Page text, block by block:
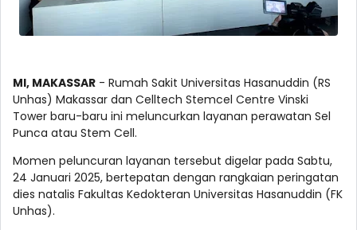
MI, MAKASSAR - Rumah Sakit Universitas Hasanuddin (RS
Unhas) Makassar dan Celltech Stemcel Centre Vinski
Tower baru-baru ini meluncurkan layanan perawatan Sel
Punca atau Stem Cell.
Momen peluncuran layanan tersebut digelar pada Sabtu,
24 Januari 2025, bertepatan dengan rangkaian peringatan
dies natalis Fakultas Kedokteran Universitas Hasanuddin (FK
Unhas).